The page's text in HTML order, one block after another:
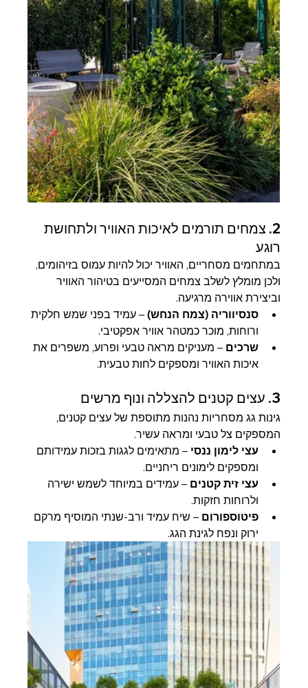
2. צמחים תורמים לאיכות האוויר ולתחושת
רוגע
במתחמים מסחריים, האוויר יכול להיות עמוס בזיהומים,
ולכן מומלץ לשלב צמחים המסייעים בטיהור האוויר
וביצירת אווירה מרגיעה.
סנסיווריה (צמח הנחש) – עמיד בפני שמש חלקית
ורוחות, מוכר כמטהר אוויר אפקטיבי.
שרכים – מעניקים מראה טבעי ופרוע, משפרים את
איכות האוויר ומספקים לחות טבעית.
3. עצים קטנים להצללה ונוף מרשים
גינות גג מסחריות נהנות מתוספת של עצים קטנים,
המספקים צל טבעי ומראה עשיר.
עצי לימון ננסי – מתאימים לגגות בזכות עמידותם
ומספקים לימונים ריחניים.
עצי זית קטנים – עמידים במיוחד לשמש ישירה
ולרוחות חזקות.
פיטוספורום – שיח עמיד ורב-שנתי המוסיף מרקם
ירוק ונפח לגינת הגג.